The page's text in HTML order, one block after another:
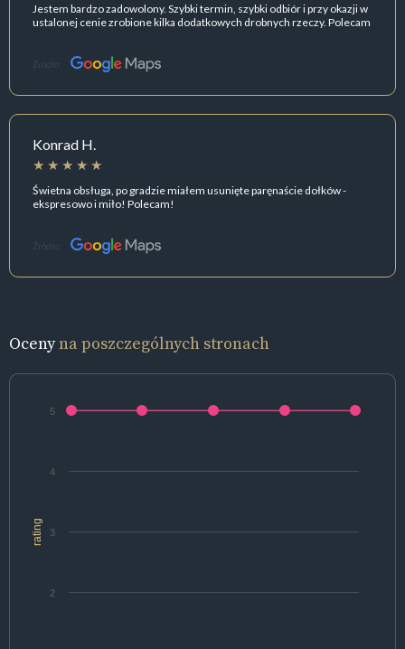
Jestem bardzo zadowolony. Szybki termin, szybki odbiór i przy okazji w
ustalonej cenie zrobione kilka dodatkowych drobnych rzeczy. Polecam
Źródło:
Konrad H.
Świetna obsługa, po gradzie miałem usunięte paręnaście dołków -
ekspresowo i miło! Polecam!
Źródło:
Ocenyna poszczególnych stronach
rating
2
3
4
5